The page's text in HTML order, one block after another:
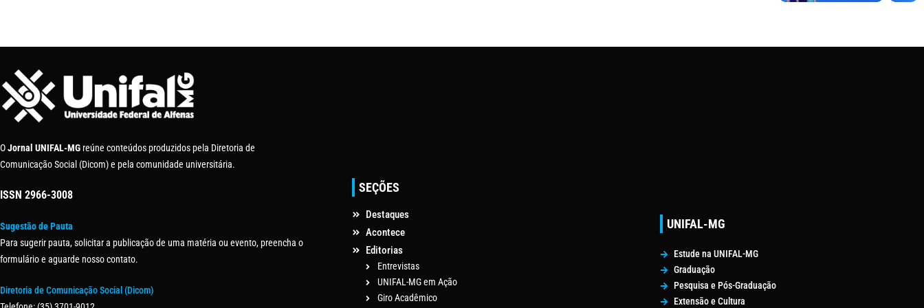
OJornal UNIFAL-MG reúne conteúdos produzidos pela Diretoria de
Comunicação Social (Dicom) e pela comunidade universitária.
ISSN 2966-3008
Sugestão de Pauta
Para sugerir pauta, solicitar a publicação de uma matéria ou evento, preencha o
formulário e aguarde nosso contato.
Diretoria de Comunicação Social (Dicom)
SEÇÕES
Destaques
Acontece
Editorias
Entrevistas
UNIFAL-MG em Ação
Giro Acadêmico
UNIFAL-MG
Estude na UNIFAL-MG
Graduação
Pesquisa e Pós-Graduação
Extensão e Cultura